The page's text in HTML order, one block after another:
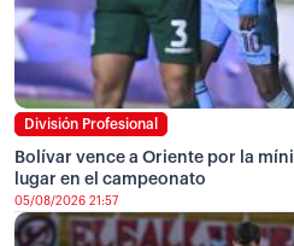
División Profesional
Bolívar vence a Oriente por la
lugar en el campeonato
05/08/2026 21:57